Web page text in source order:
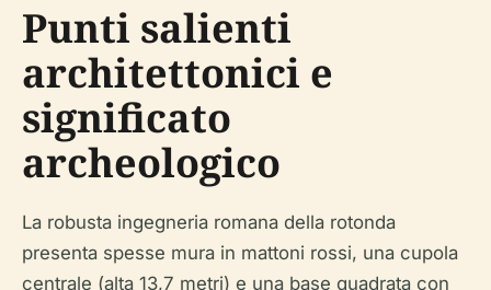
Punti salienti
architettonici e
significato
archeologico
La robusta ingegneria romana della rotonda
presenta spesse mura in mattoni rossi, una cupola
centrale (alta 13,7 metri) e una base quadrata con